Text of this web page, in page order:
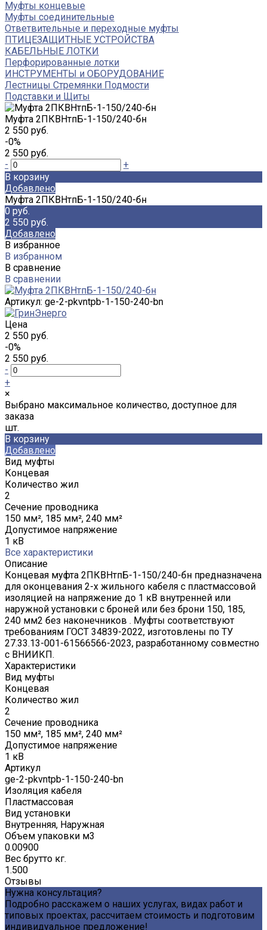
Муфты концевые
Муфты соединительные
Ответвительные и переходные муфты
ПТИЦЕЗАЩИТНЫЕ УСТРОЙСТВА
КАБЕЛЬНЫЕ ЛОТКИ
Перфорированные лотки
ИНСТРУМЕНТЫ и ОБОРУДОВАНИЕ
Лестницы Стремянки Подмости
Подставки и Щиты
Муфта 2ПКВНтпБ-1-150/240-бн
2 550 руб.
-0%
2 550 руб.
-
+
В корзину
Добавлено
Муфта 2ПКВНтпБ-1-150/240-бн
0 руб.
2 550 руб.
Добавлено
В избранное
В избранном
В сравнение
В сравнении
Артикул: ge-2-pkvntpb-1-150-240-bn
Цена
2 550 руб.
-0%
2 550 руб.
-
+
×
Выбрано максимальное количество, доступное для
заказа
шт.
В корзину
Добавлено
Вид муфты
Концевая
Количество жил
2
Сечение проводника
150 мм², 185 мм², 240 мм²
Допустимое напряжение
1 кВ
Все характеристики
Описание
Концевая муфта 2ПКВНтпБ-1-150/240-бн предназначена
для оконцевания 2-х жильного кабеля с пластмассовой
изоляцией на напряжение до 1 кВ внутренней или
наружной установки с броней или без брони 150, 185,
240 мм2 без наконечников . Муфты соответствуют
требованиям ГОСТ 34839-2022, изготовлены по ТУ
27.33.13-001-61566566-2023, разработанному совместно
с ВНИИКП.
Характеристики
Вид муфты
Концевая
Количество жил
2
Сечение проводника
150 мм², 185 мм², 240 мм²
Допустимое напряжение
1 кВ
Артикул
ge-2-pkvntpb-1-150-240-bn
Изоляция кабеля
Пластмассовая
Вид установки
Внутренняя, Наружная
Объем упаковки м3
0.00900
Вес брутто кг.
1.500
Отзывы
Нужна консультация?
Подробно расскажем о наших услугах, видах работ и
типовых проектах, рассчитаем стоимость и подготовим
индивидуальное предложение!